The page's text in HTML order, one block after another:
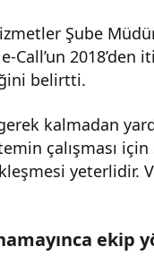
Şube
Call’un 2018’den
belirtti.
kalmadan
çalışması için
yeterlidir.
ekip